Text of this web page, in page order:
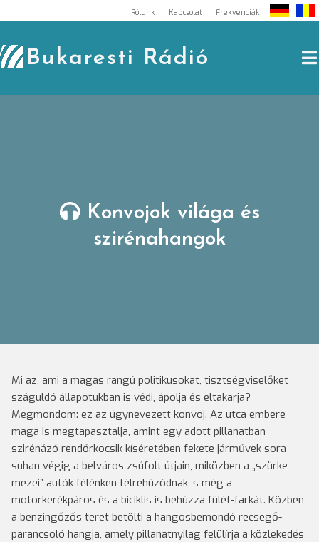
to
content
Rólunk Kapcsolat Frekvenciák
Bukaresti Rádió
Konvojok világa és
szirénahangok
Mi az, ami a magas rangú politikusokat, tisztségviselőket
száguldó állapotukban is védi, ápolja és eltakarja?
Megmondom: ez az úgynevezett konvoj. Az utca embere
maga is megtapasztalja, amint egy adott pillanatban
szirénázó rendőrkocsik kíséretében fekete járművek sora
suhan végig a belváros zsúfolt útjain, miközben a „szürke
mezei” autók félénken félrehúzódnak, s még a
motorkerékpáros és a biciklis is behúzza fülét-farkát. Közben
a benzingőzős teret betölti a hangosbemondó recsegő-
parancsoló hangja, amely pillanatnyilag felülírja a közlekedés